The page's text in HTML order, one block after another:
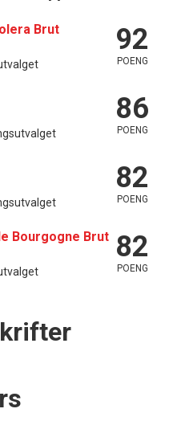
Brut 92
POENG
86
POENG
82
POENG
Bourgogne Brut 82
POENG